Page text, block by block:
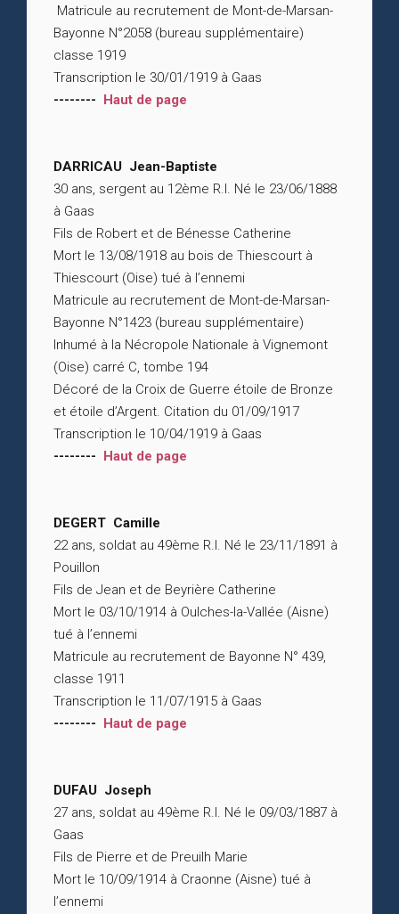
Matricule au recrutement de Mont-de-Marsan-
Bayonne N°2058 (bureau supplémentaire)
classe 1919
Transcription le 30/01/1919 à Gaas
-------- Haut de page
DARRICAU Jean-Baptiste
30 ans, sergent au 12ème R.I. Né le 23/06/1888
à Gaas
Fils de Robert et de Bénesse Catherine
Mort le 13/08/1918 au bois de Thiescourt à
Thiescourt (Oise) tué à l’ennemi
Matricule au recrutement de Mont-de-Marsan-
Bayonne N°1423 (bureau supplémentaire)
Inhumé à la Nécropole Nationale à Vignemont
(Oise) carré C, tombe 194
Décoré de la Croix de Guerre étoile de Bronze
et étoile d’Argent. Citation du 01/09/1917
Transcription le 10/04/1919 à Gaas
-------- Haut de page
DEGERT Camille
22 ans, soldat au 49ème R.I. Né le 23/11/1891 à
Pouillon
Fils de Jean et de Beyrière Catherine
Mort le 03/10/1914 à Oulches-la-Vallée (Aisne)
tué à l’ennemi
Matricule au recrutement de Bayonne N° 439,
classe 1911
Transcription le 11/07/1915 à Gaas
-------- Haut de page
DUFAU Joseph
27 ans, soldat au 49ème R.I. Né le 09/03/1887 à
Gaas
Fils de Pierre et de Preuilh Marie
Mort le 10/09/1914 à Craonne (Aisne) tué à
l’ennemi